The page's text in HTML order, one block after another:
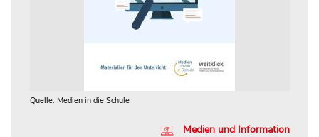
Quelle: Medien in die Schule
Medien und Information